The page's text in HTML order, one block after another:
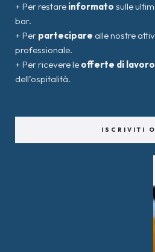
+ Per restare informato sulle
bar.
+ Per partecipare alle nostre
professionale.
+ Per ricevere le offerte di lavoro
dell’ospitalità.
ISCRIVITI